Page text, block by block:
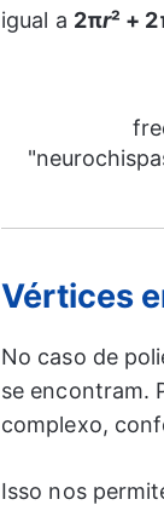
igual a 2πr² +
Vértices
No caso de
se encontram.
complexo,
Isso nos